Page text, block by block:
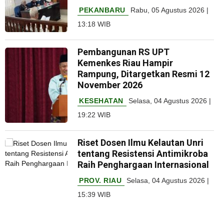
PEKANBARU
Rabu, 05 Agustus 2026 |
13:18 WIB
Pembangunan RS UPT
Kemenkes Riau Hampir
Rampung, Ditargetkan Resmi 12
November 2026
KESEHATAN
Selasa, 04 Agustus 2026 |
19:22 WIB
Riset Dosen Ilmu Kelautan Unri
tentang Resistensi Antimikroba
Raih Penghargaan Internasional
PROV. RIAU
Selasa, 04 Agustus 2026 |
15:39 WIB